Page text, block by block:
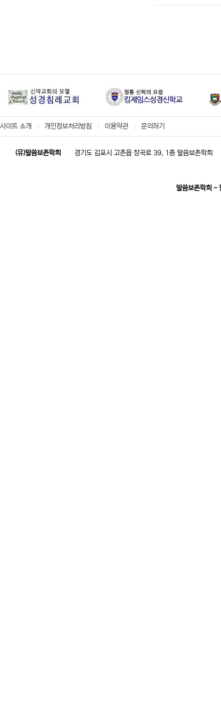
사이트 소개 개인정보처리방침 이용약관 문의하기
(유)말씀보존학회 경기도 김포시 고촌읍 장곡로 39, 1층 말씀보존학회
말씀보존학회 -